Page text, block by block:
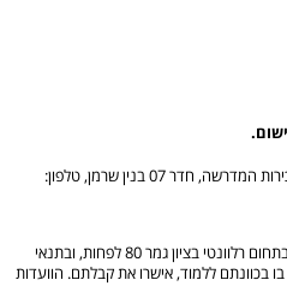
פרטים נוספים הנוגעים להרשמה, קבלה, מסלולי הלימודים וסדרי הלימודים בפקולטה ניתן לקבל במזכירות המדרשה, חדר 07 בנין שרמן, טלפון:
רשאים להגיש מועמדות: בעלי תואר "בוגר" (תואר ראשון) ממוסד אקדמי מוכר על ידי המל"ג בביולוגיה או בתחום רלוונטי בציון גמר 80 לפחות, ובתנאי
ללמוד, אישרו את קבלתם. הוועדות